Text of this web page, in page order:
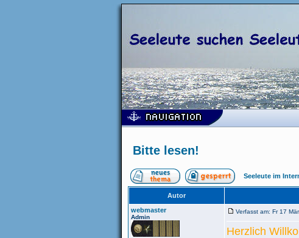
Bitte lesen!
Seeleute im
Autor
webmaster
Admin
Verfasst am: Fr 17
Herzlich